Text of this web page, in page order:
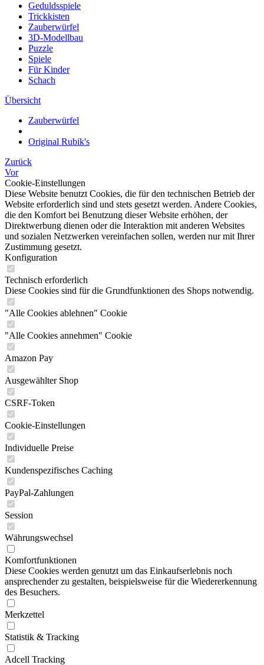
Geduldsspiele
Trickkisten
Zauberwürfel
3D-Modellbau
Puzzle
Spiele
Für Kinder
Schach
Übersicht
Zauberwürfel
Original Rubik's
Zurück
Vor
Cookie-Einstellungen
Diese Website benutzt Cookies, die für den technischen Betrieb der
Website erforderlich sind und stets gesetzt werden. Andere Cookies,
die den Komfort bei Benutzung dieser Website erhöhen, der
Direktwerbung dienen oder die Interaktion mit anderen Websites
und sozialen Netzwerken vereinfachen sollen, werden nur mit Ihrer
Zustimmung gesetzt.
Konfiguration
Technisch erforderlich
Diese Cookies sind für die Grundfunktionen des Shops notwendig.
"Alle Cookies ablehnen" Cookie
"Alle Cookies annehmen" Cookie
Amazon Pay
Ausgewählter Shop
CSRF-Token
Cookie-Einstellungen
Individuelle Preise
Kundenspezifisches Caching
PayPal-Zahlungen
Session
Währungswechsel
Komfortfunktionen
Diese Cookies werden genutzt um das Einkaufserlebnis noch
ansprechender zu gestalten, beispielsweise für die Wiedererkennung
des Besuchers.
Merkzettel
Statistik & Tracking
Adcell Tracking